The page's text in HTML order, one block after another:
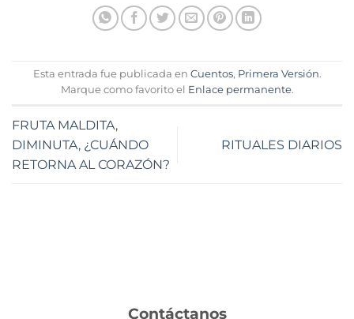
Esta entrada fue publicada en Cuentos, Primera Versión.
Marque como favorito el Enlace permanente.
FRUTA MALDITA,
DIMINUTA, ¿CUÁNDO
RETORNA AL CORAZÓN?
RITUALES DIARIOS
Contáctanos